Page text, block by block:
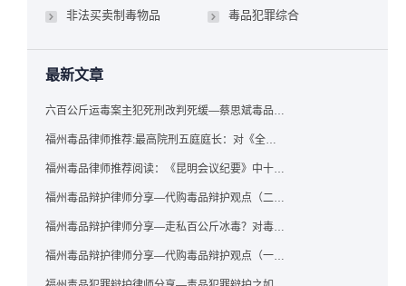
非法买卖制毒物品 毒品犯罪综合
最新文章
六百公斤运毒案主犯死刑改判死缓—蔡思斌毒品犯罪辩护成功案例
福州毒品律师推荐:最高院刑五庭庭长：对《全国法院毒品案件审判工作会议纪要》的理解与适用
福州毒品律师推荐阅读：《昆明会议纪要》中十个“意想不到”的规定
福州毒品辩护律师分享—代购毒品辩护观点（二）——“牟利”之辩
福州毒品辩护律师分享—走私百公斤冰毒？对毒品缺失型走私毒品罪案件，该如何有效辩护
福州毒品辩护律师分享—代购毒品辩护观点（一）——“真假”之辩